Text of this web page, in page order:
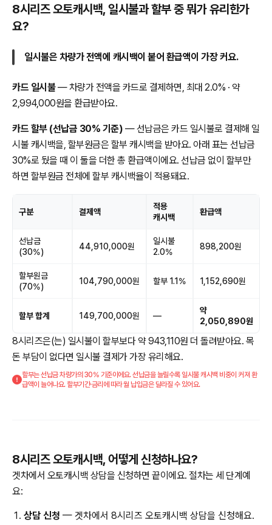
8시리즈 오토캐시백, 일시불과 할부 중 뭐가 유리한가
요?
일시불은 차량가 전액에 캐시백이 붙어 환급액이 가장 커요.
카드 일시불— 차량가 전액을 카드로 결제하면, 최대 2.0% · 약
2,994,000원을 환급받아요.
카드 할부 (선납금 30% 기준) — 선납금은 카드 일시불로 결제해 일
시불 캐시백을, 할부원금은 할부 캐시백을 받아요. 아래 표는 선납금
30%로 뒀을 때 이 둘을 더한 총 환급액이에요. 선납금 없이 할부만
하면 할부원금 전체에 할부 캐시백율이 적용돼요.
구분 결제액
적용
캐시백
환급액
선납금
(30%)
44,910,000원
일시불
2.0%
898,200원
할부원금
(70%)
104,790,000원 할부 1.1% 1,152,690원
할부 합계 149,700,000원 —
약
2,050,890원
8시리즈은(는) 일시불이 할부보다 약 943,110원 더 돌려받아요. 목
돈 부담이 없다면 일시불 결제가 가장 유리해요.
할부는 선납금 차량가의 30% 기준이에요. 선납금을 늘릴수록 일시불 캐시백 비중이 커져 환
급액이 늘어나요. 할부기간·금리에 따라 월 납입금은 달라질 수 있어요.
8시리즈 오토캐시백, 어떻게 신청하나요?
겟차에서 오토캐시백 상담을 신청하면 끝이에요. 절차는 세 단계예
요:
상담 신청 — 겟차에서 8시리즈 오토캐시백 상담을 신청해요.